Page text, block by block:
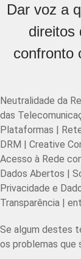
Dar voz a
direitos
confronto
Neutralidade da
das
Plataformas |
DRM | Creative
Acesso à Rede
Dados Abertos |
Privacidade e
Transparência |
Se algum destes
os problemas que